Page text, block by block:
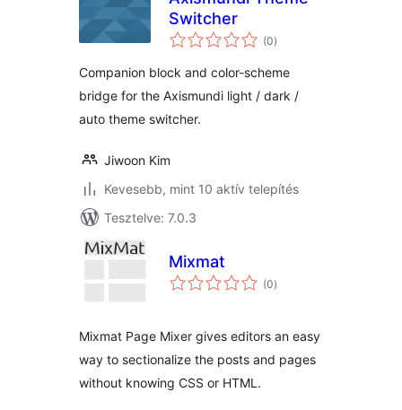
Switcher
(0értékelés
összesen
)
Companion block and color-scheme
bridge for the Axismundi light / dark /
auto theme switcher.
Jiwoon Kim
Kevesebb, mint 10 aktív telepítés
Tesztelve: 7.0.3
Mixmat
(0értékelés
összesen
)
Mixmat Page Mixer gives editors an easy
way to sectionalize the posts and pages
without knowing CSS or HTML.